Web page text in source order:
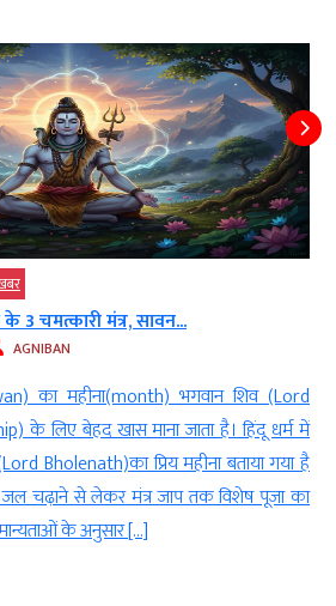
चमत्कारी मंत्र, सावन...
AGNIBAN
का महीना(month) भगवान शिव (Lord
के लिए बेहद खास माना जाता है। हिंदू धर्म में
Bholenath)का प्रिय महीना बताया गया है
जल चढ़ाने से लेकर मंत्र जाप तक विशेष पूजा का
मान्यताओं के अनुसार […]